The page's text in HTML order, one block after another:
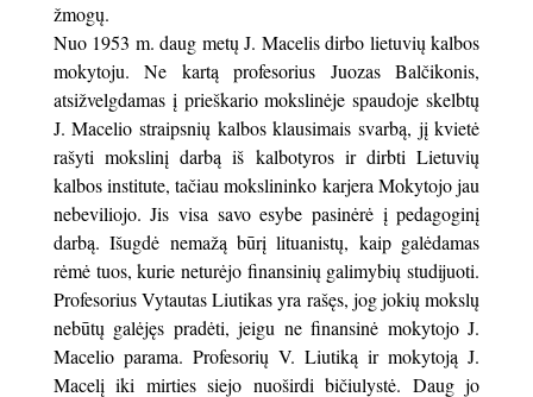
žmogų.
Nuo 1953 m. daug metų J. Macelis dirbo lietuvių kalbos
mokytoju. Ne kartą profesorius Juozas Balčikonis,
atsižvelgdamas į prieškario mokslinėje spaudoje skelbtų
J. Macelio straipsnių kalbos klausimais svarbą, jį kvietė
rašyti mokslinį darbą iš kalbotyros ir dirbti Lietuvių
kalbos institute, tačiau mokslininko karjera Mokytojo jau
nebeviliojo. Jis visa savo esybe pasinėrė į pedagoginį
darbą. Išugdė nemažą būrį lituanistų, kaip galėdamas
rėmė tuos, kurie neturėjo finansinių galimybių studijuoti.
Profesorius Vytautas Liutikas yra rašęs, jog jokių mokslų
nebūtų galėjęs pradėti, jeigu ne finansinė mokytojo J.
Macelio parama. Profesorių V. Liutiką ir mokytoją J.
Macelį iki mirties siejo nuoširdi bičiulystė. Daug jo